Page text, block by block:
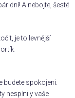
dní! A nebojte, šesté
je to levnější
budete spokojeni.
nesplnily vaše